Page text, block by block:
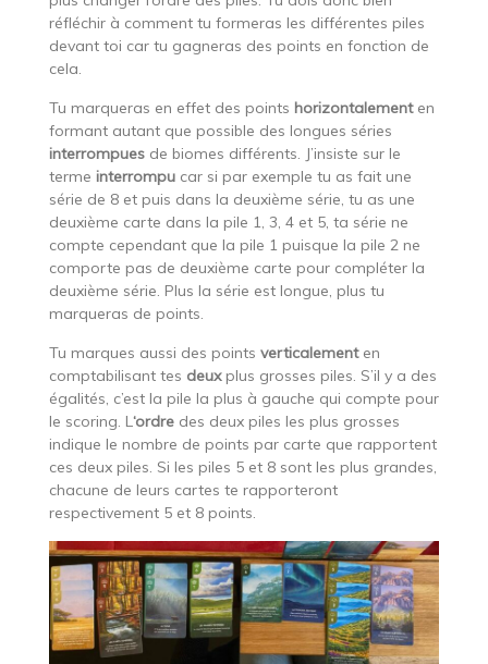
réfléchir à comment tu formeras les différentes piles
devant toi car tu gagneras des points en fonction de
cela.
Tu marqueras en effet des points horizontalement en
formant autant que possible des longues séries
interrompuesde biomes différents. J’insiste sur le
terme interrompucar si par exemple tu as fait une
série de 8 et puis dans la deuxième série, tu as une
deuxième carte dans la pile 1, 3, 4 et 5, ta série ne
compte cependant que la pile 1 puisque la pile 2 ne
comporte pas de deuxième carte pour compléter la
deuxième série. Plus la série est longue, plus tu
marqueras de points.
Tu marques aussi des points verticalement en
comptabilisant tes deuxplus grosses piles. S’il y a des
égalités, c’est la pile la plus à gauche qui compte pour
le scoring. L ‘ordredes deux piles les plus grosses
indique le nombre de points par carte que rapportent
ces deux piles. Si les piles 5 et 8 sont les plus grandes,
chacune de leurs cartes te rapporteront
respectivement 5 et 8 points.